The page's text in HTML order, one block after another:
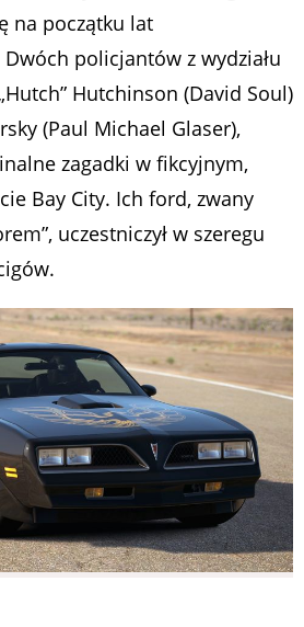
na początku lat
policjantów z wydziału
Hutchinson (David Soul)
(Paul Michael Glaser),
zagadki w fikcyjnym,
Bay City. Ich ford, zwany
uczestniczył w szeregu